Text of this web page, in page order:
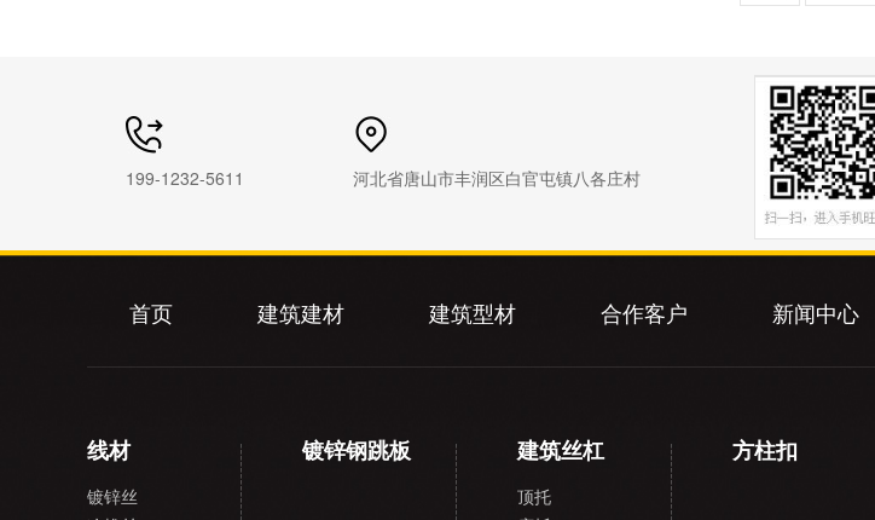
199-1232-5611
河北省唐山市丰润区白官屯镇八各庄村
首页 建筑建材 建筑型材 合作客户 新闻中心
线材
镀锌丝
镀锌钢跳板 建筑丝杠
顶托
方柱扣